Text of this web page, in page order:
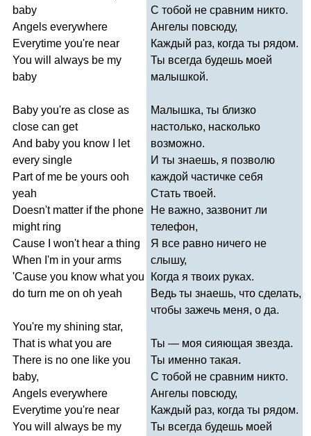
baby
Angels everywhere
Everytime you're near
You will always be my
baby
Baby you're as close as
close can get
And baby you know
let
every single
Part of me be yours ooh
yeah
Doesn't matter if the phone
might ring
Cause
won't hear a thing
When I'm in your arms
'Cause you know what you
do turn me on oh yeah
You're my shining star,
That is what you are
There is no one like you
baby,
Angels everywhere
Everytime you're near
You will always be my
С тобой не сравним никто.
Ангелы повсюду,
Каждый раз, когда ты рядом.
Ты всегда будешь моей
малышкой.
Малышка, ты близко
настолько, насколько
возможно.
И ты знаешь, я позволю
каждой частичке себя
Стать твоей.
Не важно, зазвонит ли
телефон,
Я все равно ничего не
слышу,
Когда я твоих руках.
Ведь ты знаешь, что сделать,
чтобы зажечь меня, о да.
Ты — моя сияющая звезда.
Ты именно такая.
С тобой не сравним никто.
Ангелы повсюду,
Каждый раз, когда ты рядом.
Ты всегда будешь моей